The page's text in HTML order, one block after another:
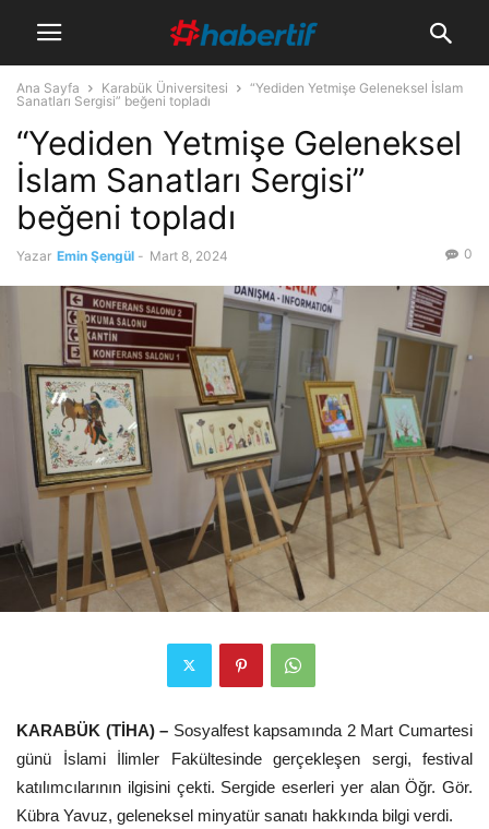
Ana Sayfa Karabük Üniversitesi
“Yediden Yetmişe Geleneksel İslam
Sanatları Sergisi” beğeni topladı
“Yediden Yetmişe Geleneksel
İslam Sanatları Sergisi”
beğeni topladı
Yazar Emin Şengül - Mart 8, 2024 0
KARABÜK (TİHA) – Sosyalfest kapsamında 2 Mart Cumartesi
günü İslami İlimler Fakültesinde gerçekleşen sergi, festival
katılımcılarının ilgisini çekti. Sergide eserleri yer alan Öğr. Gör.
Kübra Yavuz, geleneksel minyatür sanatı hakkında bilgi verdi.